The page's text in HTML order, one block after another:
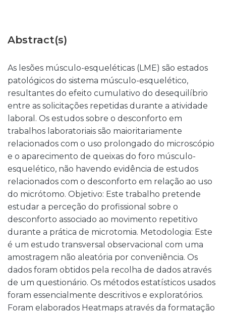
Abstract(s)
As lesões músculo-esqueléticas (LME) são estados
patológicos do sistema músculo-esquelético,
resultantes do efeito cumulativo do desequilíbrio
entre as solicitações repetidas durante a atividade
laboral. Os estudos sobre o desconforto em
trabalhos laboratoriais são maioritariamente
relacionados com o uso prolongado do microscópio
e o aparecimento de queixas do foro músculo-
esquelético, não havendo evidência de estudos
relacionados com o desconforto em relação ao uso
do micrótomo. Objetivo: Este trabalho pretende
estudar a perceção do profissional sobre o
desconforto associado ao movimento repetitivo
durante a prática de microtomia. Metodologia: Este
é um estudo transversal observacional com uma
amostragem não aleatória por conveniência. Os
dados foram obtidos pela recolha de dados através
de um questionário. Os métodos estatísticos usados
foram essencialmente descritivos e exploratórios.
Foram elaborados Heatmaps através da formatação